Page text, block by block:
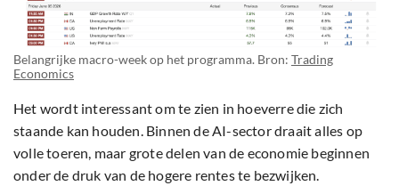
Belangrijke macro-week op het programma. Bron: Trading
Economics
Het wordt interessant om te zien in hoeverre die zich
staande kan houden. Binnen de AI-sector draait alles op
volle toeren, maar grote delen van de economie beginnen
onder de druk van de hogere rentes te bezwijken.